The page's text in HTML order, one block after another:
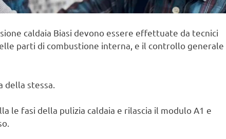
caldaia Biasi devono essere effettuate da tecnici
parti di combustione interna, e il controllo generale
stessa.
le fasi della pulizia caldaia e rilascia il modulo A1 e